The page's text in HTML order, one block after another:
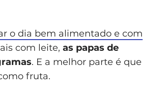
o dia bem alimentado e com
com leite, as papas de
. E a melhor parte é que
fruta.